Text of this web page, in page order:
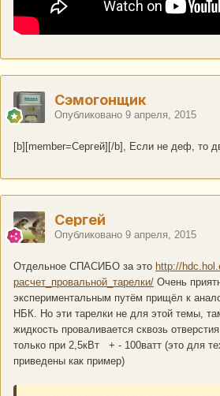
Сэмогонщик
Опубликовано 9 апреля, 2015
[b][member=Сергей][/b], Если не деф, то
Сергей
Опубликовано 9 апреля, 2015
Отдельное СПАСИБО за это http://
расчет_провальной_тарелки/ Очень
экспериментальным путём прищёл к
НБК. Но эти тарелки не для этой темы,
жидкость проваливается сквозь
только при 2,5кВт + - 100ватт (это для
приведены как пример)